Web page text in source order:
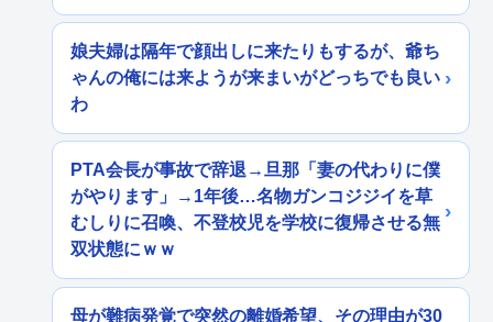
娘夫婦は隔年で顔出しに来たりもするが、爺ち
ゃんの俺には来ようが来まいがどっちでも良い
わ
PTA会長が事故で辞退→旦那「妻の代わりに僕
がやります」→1年後…名物ガンコジジイを草
むしりに召喚、不登校児を学校に復帰させる無
双状態にｗｗ
母が難病発覚で突然の離婚希望、その理由が30